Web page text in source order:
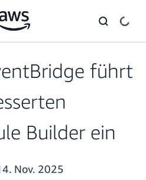
führt
Builder ein
Nov. 2025